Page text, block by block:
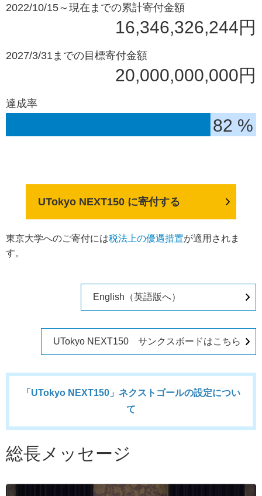
2022/10/15～現在までの累計寄付金額
16,346,326,244円
2027/3/31までの目標寄付金額
20,000,000,000円
達成率
82 %
UTokyo NEXT150 に寄付する
東京大学へのご寄付には税法上の優遇措置が適用されま
す。
English（英語版へ）
UTokyo NEXT150 サンクスボードはこちら
「UTokyo NEXT150」ネクストゴールの設定につい
て
総長メッセージ